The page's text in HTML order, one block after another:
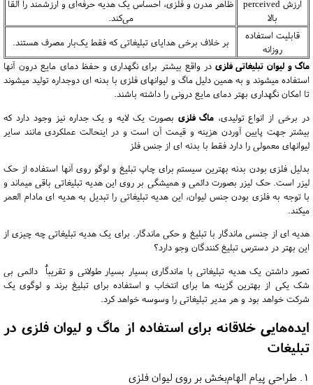
ارزش perceived
بالا
ظاهر مدرن و فلزی، احساس یک هدیه حرفه‌ای و ارزشمند را القا
می‌کند.
قابلیت استفاده
روزانه
بر خلاف برخی هدایای تبلیغاتی که فقط یک‌بار مصرف هستند.
ماگ و لیوان تبلیغاتی فلزیدر واقع بیشتر برای نگهداری و حفظ دمای مایع درون آنها
استفاده میشوند و به همین دلیل ماگ و لیوانهای فلزی با بدنه ای دوجداره تولید میشوند
تا امکان نگهداری بهتر دمای مایع درونی را داشته باشند.
در برخی از انواع تولیدی،ماگ فلزی بصورت یک لایه و یک جداره نیز وجود دارد که
بیشتر جهت پایین آوردن هزینه و قیمت آن است و در اینحالت عملکردی مانند سایر
لیوانهای معمولی را دارد فقط با بدنه ای از جنس فلز
بدلیل فلزی بودن بدنه بهترین سیستم برای چاپ تبلیغ و لوگو روی آنها استفاده از حک
لیزر است. حک لیزر بصورت دائمی و همیشگی بر روی این هدیه تبلیغاتی باقی میماند و
با توجه به فلزی بودن جنس لیوان، این هدیه تبلیغاتی را تبدیل به هدیه ای مادام العمر
میکند.
هدیه ای از جنسی ماندگار با تبلیغ و حکی ماندگار. برای یک هدیه تبلیغاتی چه چیزی از
این بهتر در دسترس تبلیغ کنندگان وجو دارد؟
تصور داشتن یک هدیه تبلیغاتی با ماندگاری بسیار بسیار طولانی و تقریباٌ دائمی بی
شک یکی از بهترین گزینه ها برای انتخاب و استفاده برای تبلیغ برند و لوگوی یک
شرکت خواهد بود و هر مدیر تبلیغاتی را وسوسه خواهد کرد.
ایده‌هایی خلاقانه برای استفاده از ماگ و لیوان فلزی در
تبلیغات
1. طراحی پیام الهام‌بخش بر روی لیوان فلزی